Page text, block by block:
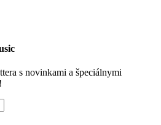
s novinkami a špeciálnymi